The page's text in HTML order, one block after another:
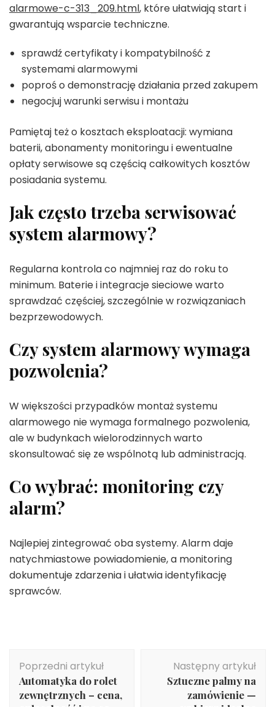
alarmowe-c-313_209.html, które ułatwiają start i
gwarantują wsparcie techniczne.
sprawdź certyfikaty i kompatybilność z
systemami alarmowymi
poproś o demonstrację działania przed zakupem
negocjuj warunki serwisu i montażu
Pamiętaj też o kosztach eksploatacji: wymiana
baterii, abonamenty monitoringu i ewentualne
opłaty serwisowe są częścią całkowitych kosztów
posiadania systemu.
Jak często trzeba serwisować
system alarmowy?
Regularna kontrola co najmniej raz do roku to
minimum. Baterie i integracje sieciowe warto
sprawdzać częściej, szczególnie w rozwiązaniach
bezprzewodowych.
Czy system alarmowy wymaga
pozwolenia?
W większości przypadków montaż systemu
alarmowego nie wymaga formalnego pozwolenia,
ale w budynkach wielorodzinnych warto
skonsultować się ze wspólnotą lub administracją.
Co wybrać: monitoring czy
alarm?
Najlepiej zintegrować oba systemy. Alarm daje
natychmiastowe powiadomienie, a monitoring
dokumentuje zdarzenia i ułatwia identyfikację
sprawców.
wpisu
Poprzedni artykuł
Automatyka do rolet
zewnętrznych – cena,
Następny artykuł
Sztuczne palmy na
zamówienie —